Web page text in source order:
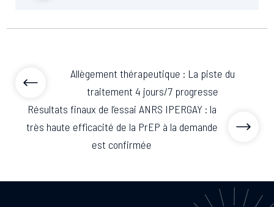
Allègement thérapeutique : La piste du
traitement 4 jours/7 progresse
Résultats finaux de l’essai ANRS IPERGAY : la
très haute efficacité de la PrEP à la demande
est confirmée